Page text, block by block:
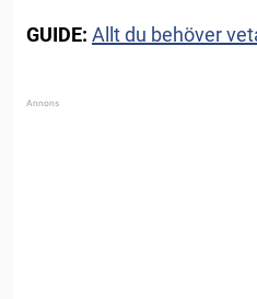
GUIDE: Allt du behöver